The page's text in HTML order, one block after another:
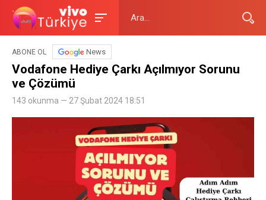
ABONE OL News
Vodafone Hediye Çarkı Açılmıyor Sorunu
ve Çözümü
143 okunma — 27 Şubat 2024 18:51